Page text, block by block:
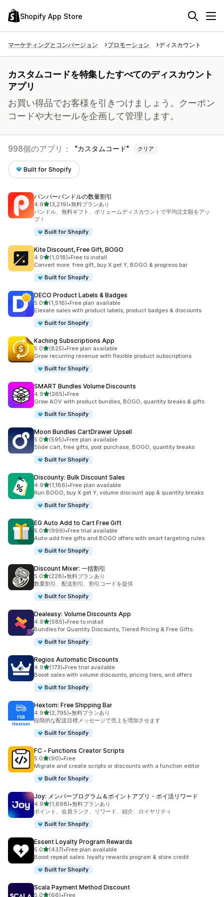
Shopify App Store
マーケティングとコンバージョン プロモーション ディスカウント
カスタムコードを特集したすべてのディスカウント
アプリ
お買い得品でお客様を引きつけましょう。クーポン
コードや大セールを企画して管理します。
998個のアプリ： カスタムコード クリア
Built for Shopify
パンパーバンドルの数量割引
4.95つ星中
(3,219)
合計レビュー数：3219件
•無料プランあり
バンドル、無料ギフト、ボリュームディスカウントで平均注文額をアッ
プ！
Built for Shopify
Kite Discount, Free Gift, BOGO
4.95つ星中
(1,018)
合計レビュー数：1018件
•Free to install
Convert more: free gift, buy X get Y, BOGO & progress bar
Built for Shopify
DECO Product Labels & Badges
5.05つ星中
(1,516)
合計レビュー数：1516件
•Free plan available
Elevate sales with product labels, product badges & discounts
Built for Shopify
Kaching Subscriptions App
5.05つ星中
(825)
合計レビュー数：825件
•Free plan available
Grow recurring revenue with flexible product subscriptions
Built for Shopify
SMART Bundles Volume Discounts
4.95つ星中
(265)
合計レビュー数：265件
•Free
Grow AOV with product bundles, BOGO, quantity breaks & gifts
Built for Shopify
Moon Bundles CartDrawer Upsell
5.05つ星中
(595)
合計レビュー数：595件
•Free plan available
Slide cart, free gifts, post purchase, BOGO, quantity breaks
Built for Shopify
Discounty: Bulk Discount Sales
4.95つ星中
(1,186)
合計レビュー数：1186件
•Free plan available
Run BOGO, buy X get Y, volume discount app & quantity breaks
Built for Shopify
EG Auto Add to Cart Free Gift
5.05つ星中
(999)
合計レビュー数：999件
•Free trial available
Auto-add free gifts and BOGO offers with smart targeting rules
Built for Shopify
Discount Mixer: 一括割引
5.05つ星中
(228)
合計レビュー数：228件
•無料プランあり
数量割引、配送割引、割引コードを提供
Built for Shopify
Dealeasy: Volume Discounts App
4.95つ星中
(585)
合計レビュー数：585件
•Free to install
Bundles for Quantity Discounts, Tiered Pricing & Free Gifts.
Built for Shopify
Regios Automatic Discounts
4.95つ星中
(173)
合計レビュー数：173件
•Free trial available
Boost sales with volume discounts, pricing tiers, and offers
Built for Shopify
Hextom: Free Shipping Bar
4.95つ星中
(2,795)
合計レビュー数：2795件
•無料プランあり
段階的な配送目標メッセージで売上を増加させます
Built for Shopify
FC ‑ Functions Creator Scripts
5.05つ星中
(90)
合計レビュー数：90件
•Free
Migrate and create scripts or discounts with a function editor
Built for Shopify
Joy: メンバープログラム＆ポイントアプリ・ポイ活リワード
4.95つ星中
(1,698)
合計レビュー数：1698件
•無料プランあり
ポイント、会員ランク、リワード、紹介、ロイヤリティ
Built for Shopify
Essent Loyalty Program Rewards
5.05つ星中
(437)
合計レビュー数：437件
•Free plan available
Boost repeat sales: loyalty rewards program & store credit
Built for Shopify
Scala Payment Method Discount
5.05つ星中
(66)•Free